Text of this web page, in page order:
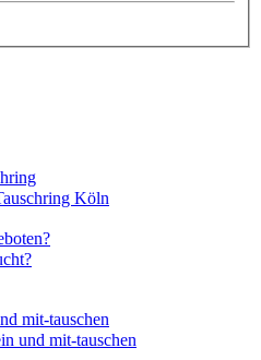
Köln
mit-tauschen
und mit-tauschen